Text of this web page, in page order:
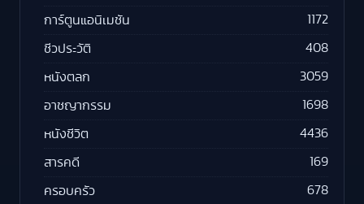
การ์ตูนแอนิเมชัน 1172
ชีวประวัติ 408
หนังตลก 3059
อาชญากรรม 1698
หนังชีวิต 4436
สารคดี 169
ครอบครัว 678